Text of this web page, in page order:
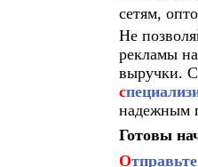
сетям,
Не
рекламы
выручки.
с
надежным
Готовы
О